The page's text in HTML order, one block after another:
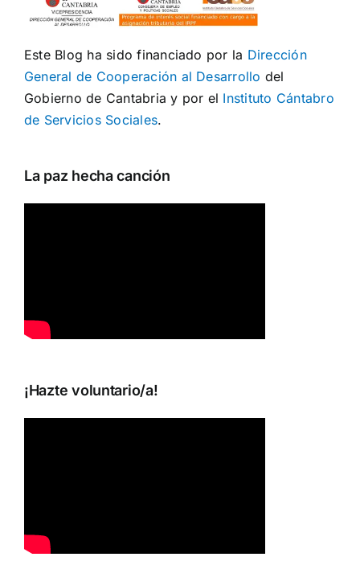
Este Blog ha sido financiado por la Dirección
General de Cooperación al Desarrollo del
Gobierno de Cantabria y por el Instituto Cántabro
de Servicios Sociales.
La paz hecha canción
¡Hazte voluntario/a!